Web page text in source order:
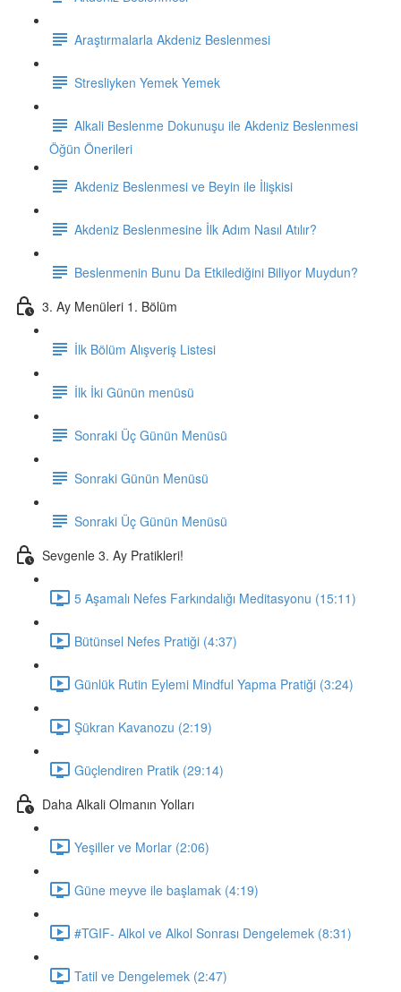
Araştırmalarla Akdeniz Beslenmesi
Stresliyken Yemek Yemek
Alkali Beslenme Dokunuşu ile Akdeniz Beslenmesi
Öğün Önerileri
Akdeniz Beslenmesi ve Beyin ile İlişkisi
Akdeniz Beslenmesine İlk Adım Nasıl Atılır?
Beslenmenin Bunu Da Etkilediğini Biliyor Muydun?
3. Ay Menüleri 1. Bölüm
İlk Bölüm Alışveriş Listesi
İlk İki Günün menüsü
Sonraki Üç Günün Menüsü
Sonraki Günün Menüsü
Sonraki Üç Günün Menüsü
Sevgenle 3. Ay Pratikleri!
5 Aşamalı Nefes Farkındalığı Meditasyonu (15:11)
Bütünsel Nefes Pratiği (4:37)
Günlük Rutin Eylemi Mindful Yapma Pratiği (3:24)
Şükran Kavanozu (2:19)
Güçlendiren Pratik (29:14)
Daha Alkali Olmanın Yolları
Yeşiller ve Morlar (2:06)
Güne meyve ile başlamak (4:19)
#TGIF- Alkol ve Alkol Sonrası Dengelemek (8:31)
Tatil ve Dengelemek (2:47)